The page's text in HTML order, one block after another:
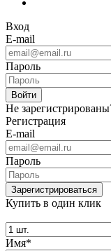
Вход
E-mail
Пароль
Не
Регистрация
E-mail
Пароль
Купить в один клик
Имя*